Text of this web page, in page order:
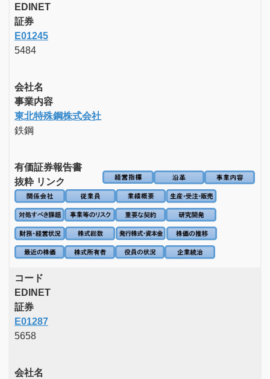
EDINET
証券
E01245
5484
会社名
事業内容
東北特殊鋼株式会社
鉄鋼
有価証券報告書
抜粋 リンク
コード
EDINET
証券
E01287
5658
会社名